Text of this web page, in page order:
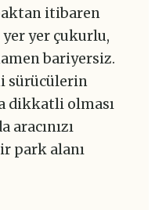
itibaren
yer çukurlu,
bariyersiz.
sürücülerin
dikkatli olması
aracınızı
park alanı